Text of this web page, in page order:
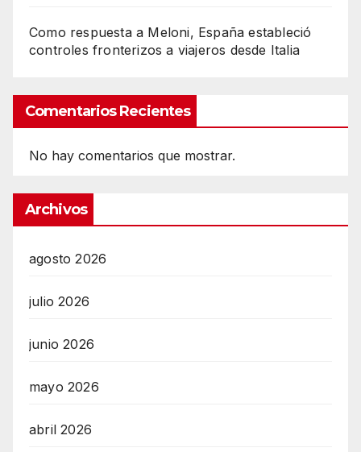
Como respuesta a Meloni, España estableció
controles fronterizos a viajeros desde Italia
Comentarios Recientes
No hay comentarios que mostrar.
Archivos
agosto 2026
julio 2026
junio 2026
mayo 2026
abril 2026